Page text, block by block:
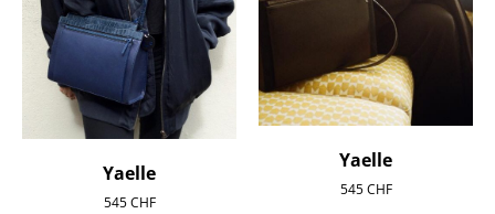
Yaelle
545CHF
Yaelle
545CHF